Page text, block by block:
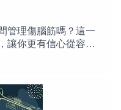
）
管理傷腦筋嗎？這一
讓你更有信心從容地
面對孩子螢幕時間管
到高中生孩子的父
自責的成人、以及
親子關係與現代科
因「管太多／管太